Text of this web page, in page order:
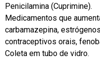
Penicilamina (Cuprimine).
Medicamentos que
carbamazepina,
contraceptivos orais,
Coleta em tubo de vidro.